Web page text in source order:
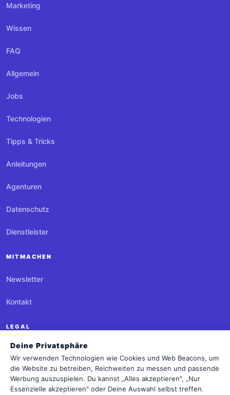
Marketing
Wissen
FAQ
Allgemein
Jobs
Technologien
Tipps & Tricks
Anleitungen
Agenturen
Datenschutz
Dienstleister
MITMACHEN
Newsletter
Kontakt
LEGAL
Impressum
Datenschutz
Deine Privatsphäre
Wir verwenden Technologien wie Cookies und Web Beacons, um
die Website zu betreiben, Reichweiten zu messen und passende
Werbung auszuspielen. Du kannst „Alles akzeptieren", „Nur
Essenzielle akzeptieren" oder Deine Auswahl selbst treffen.